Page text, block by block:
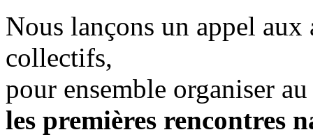
Nous lançons un appel aux
collectifs,
pour ensemble organiser
les premières rencontres